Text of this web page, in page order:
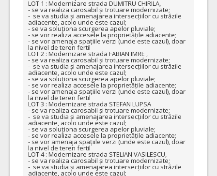
LOT 1 : Modernizare strada DUMITRU CHIRILA,
- se va realiza carosabil și trotuare modernizate;
-  se va studia și amenajarea intersecțiilor cu străzile
adiacente, acolo unde este cazul;
- se va soluționa scurgerea apelor pluviale;
- se vor realiza accesele la proprietățile adiacente;
- se vor amenaja spațiile verzi (unde este cazul), doar
la nivel de teren fertil
LOT 2 : Modernizare strada FABIAN IMRE ,
- se va realiza carosabil și trotuare modernizate;
-  se va studia și amenajarea intersecțiilor cu străzile
adiacente, acolo unde este cazul;
- se va soluționa scurgerea apelor pluviale;
- se vor realiza accesele la proprietățile adiacente;
- se vor amenaja spațiile verzi (unde este cazul), doar
la nivel de teren fertil
LOT 3 : Modernizare strada STEFAN LUPSA
- se va realiza carosabil și trotuare modernizate;
-  se va studia și amenajarea intersecțiilor cu străzile
adiacente, acolo unde este cazul;
- se va soluționa scurgerea apelor pluviale;
- se vor realiza accesele la proprietățile adiacente;
- se vor amenaja spațiile verzi (unde este cazul), doar
la nivel de teren fertil
LOT 4 : Modernizare strada STELIAN VASILESCU,
- se va realiza carosabil și trotuare modernizate;
-  se va studia și amenajarea intersecțiilor cu străzile
adiacente, acolo unde este cazul;